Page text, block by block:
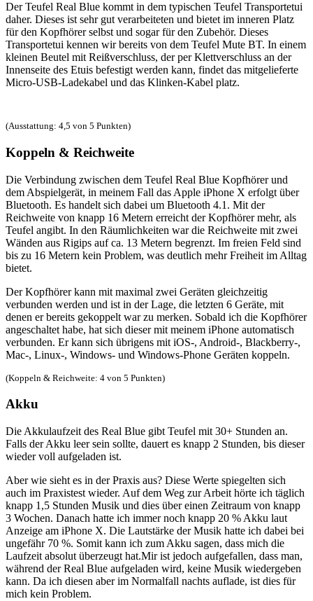
Der Teufel Real Blue kommt in dem typischen Teufel Transportetui
daher. Dieses ist sehr gut verarbeiteten und bietet im inneren Platz
für den Kopfhörer selbst und sogar für den Zubehör. Dieses
Transportetui kennen wir bereits von dem Teufel Mute BT. In einem
kleinen Beutel mit Reißverschluss, der per Klettverschluss an der
Innenseite des Etuis befestigt werden kann, findet das mitgelieferte
Micro-USB-Ladekabel und das Klinken-Kabel platz.
(Ausstattung: 4,5 von 5 Punkten)
Koppeln & Reichweite
Die Verbindung zwischen dem Teufel Real Blue Kopfhörer und
dem Abspielgerät, in meinem Fall das Apple iPhone X erfolgt über
Bluetooth. Es handelt sich dabei um Bluetooth 4.1. Mit der
Reichweite von knapp 16 Metern erreicht der Kopfhörer mehr, als
Teufel angibt. In den Räumlichkeiten war die Reichweite mit zwei
Wänden aus Rigips auf ca. 13 Metern begrenzt. Im freien Feld sind
bis zu 16 Metern kein Problem, was deutlich mehr Freiheit im Alltag
bietet.
Der Kopfhörer kann mit maximal zwei Geräten gleichzeitig
verbunden werden und ist in der Lage, die letzten 6 Geräte, mit
denen er bereits gekoppelt war zu merken. Sobald ich die Kopfhörer
angeschaltet habe, hat sich dieser mit meinem iPhone automatisch
verbunden. Er kann sich übrigens mit iOS-, Android-, Blackberry-,
Mac-, Linux-, Windows- und Windows-Phone Geräten koppeln.
(Koppeln & Reichweite: 4 von 5 Punkten)
Akku
Die Akkulaufzeit des Real Blue gibt Teufel mit 30+ Stunden an.
Falls der Akku leer sein sollte, dauert es knapp 2 Stunden, bis dieser
wieder voll aufgeladen ist.
Aber wie sieht es in der Praxis aus? Diese Werte spiegelten sich
auch im Praxistest wieder. Auf dem Weg zur Arbeit hörte ich täglich
knapp 1,5 Stunden Musik und dies über einen Zeitraum von knapp
3 Wochen. Danach hatte ich immer noch knapp 20 % Akku laut
Anzeige am iPhone X. Die Lautstärke der Musik hatte ich dabei bei
ungefähr 70 %. Somit kann ich zum Akku sagen, dass mich die
Laufzeit absolut überzeugt hat.Mir ist jedoch aufgefallen, dass man,
während der Real Blue aufgeladen wird, keine Musik wiedergeben
kann. Da ich diesen aber im Normalfall nachts auflade, ist dies für
mich kein Problem.